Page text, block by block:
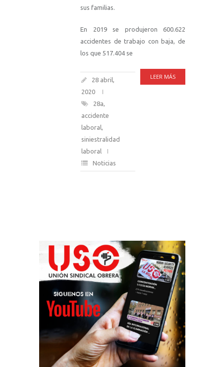
sus familias.
En 2019 se produjeron 600.622
accidentes de trabajo con baja, de
los que 517.404 se
LEER MÁS
28 abril,
2020
28a,
accidente
laboral,
siniestralidad
laboral
Noticias